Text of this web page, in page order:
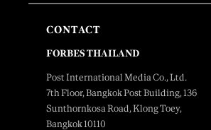
CONTACT
FORBES THAILAND
Post International Media Co., Ltd.
7th Floor, Bangkok Post Building, 136
Sunthornkosa Road, Klong Toey,
Bangkok 10110